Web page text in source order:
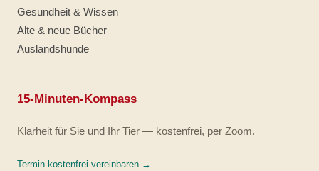
Gesundheit & Wissen
Alte & neue Bücher
Auslandshunde
15-Minuten-Kompass
Klarheit für Sie und Ihr Tier — kostenfrei, per Zoom.
Termin kostenfrei vereinbaren →